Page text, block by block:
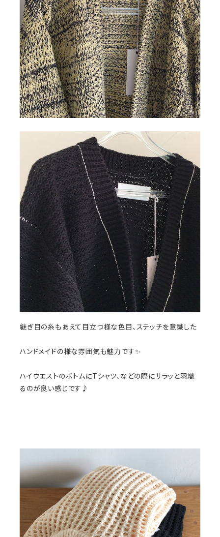
継ぎ目の糸もあえて目立つ様な色目、ステッチを意識した
ハンドメイドの様な雰囲気も魅力です✨
ハイウエストのボトムにTシャツ、などの際にサラッと羽織
るのが良い感じです♪